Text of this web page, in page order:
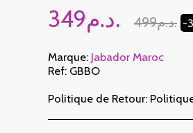
349 د.م. 499 د.م. -
Marque: Jabador Maroc
Ref: GBBO
Politique de Retour: Politique de Retour: Le Client dispose d’un délai de 7 jours ouvrables à compter de la date de réception pour retourner des articles commandés soit pour être remboursé soit pour un échange. Seuls les articles retournés dans les délais, dans leur emballage d’origine, non-lavés, non-portés pourront faire l’objet d’un échange. Pour faire un retour, prière de nous notifier aux adresses suivantes : jabadormaroc17@gmail.com/ jabador.maroc@gmail.com Chaque échange ou retour doit être accompagné de votre